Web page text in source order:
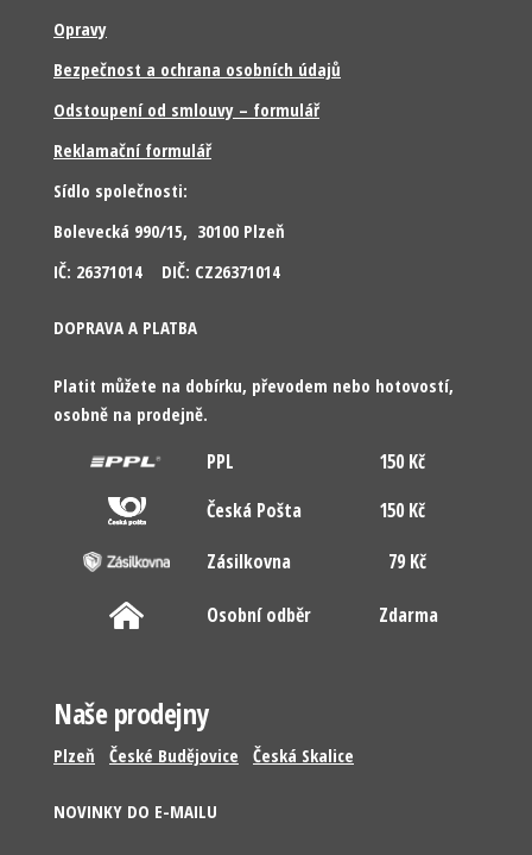
Opravy
Bezpečnost a ochrana osobních údajů
Odstoupení od smlouvy – formulář
Reklamační formulář
Sídlo společnosti:
Bolevecká 990/15, 30100 Plzeň
IČ: 26371014 DIČ: CZ26371014
DOPRAVA A PLATBA
Platit můžete na dobírku, převodem nebo hotovostí,
osobně na prodejně.
PPL
150 Kč
Česká Pošta
150 Kč
Zásilkovna
79 Kč
Osobní odběr Zdarma
Naše prodejny
Plzeň České Budějovice Česká Skalice
NOVINKY DO E-MAILU